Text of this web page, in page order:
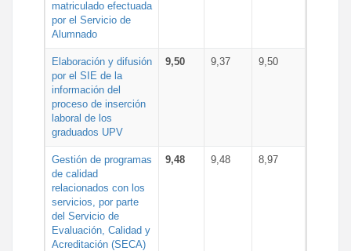
matriculado efectuada
por el Servicio de
Alumnado
Elaboración y difusión
por el SIE de la
información del
proceso de inserción
laboral de los
graduados UPV
9,50 9,37 9,50
Gestión de programas
de calidad
relacionados con los
servicios, por parte
del Servicio de
Evaluación, Calidad y
Acreditación (SECA)
9,48 9,48 8,97